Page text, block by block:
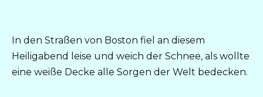
In den Straßen von Boston fiel an diesem
Heiligabend leise und weich der Schnee, als wollte
eine weiße Decke alle Sorgen der Welt bedecken.